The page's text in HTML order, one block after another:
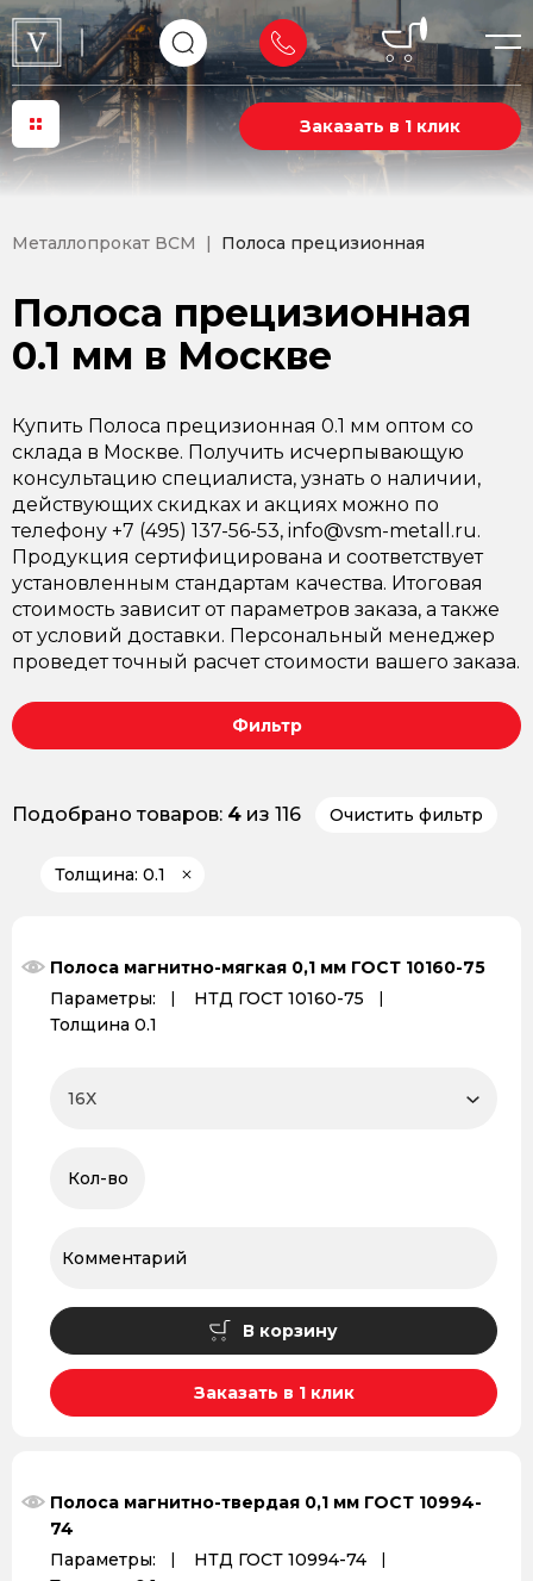
Заказать в 1 клик
Металлопрокат ВСМ Полоса прецизионная
Полоса прецизионная
0.1 мм в Москве
Купить Полоса прецизионная 0.1 мм оптом со
склада в Москве. Получить исчерпывающую
консультацию специалиста, узнать о наличии,
действующих скидках и акциях можно по
телефону +7 (495) 137-56-53, info@vsm-metall.ru.
Продукция сертифицирована и соответствует
установленным стандартам качества. Итоговая
стоимость зависит от параметров заказа, а также
от условий доставки. Персональный менеджер
проведет точный расчет стоимости вашего заказа.
Фильтр
Подобрано товаров: 4 из 116 Очистить фильтр
Толщина: 0.1
Полоса магнитно-мягкая 0,1 мм ГОСТ 10160-75
Параметры:
НТД ГОСТ 10160-75
Толщина 0.1
В корзину
Заказать в 1 клик
Полоса магнитно-твердая 0,1 мм ГОСТ 10994-
74
Параметры:
НТД ГОСТ 10994-74